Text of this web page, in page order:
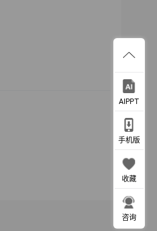
AIPPT
手机版
收藏
咨询